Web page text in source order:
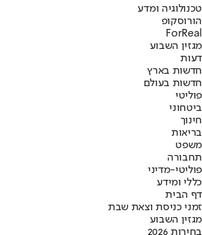
טכנולוגיה ומדע
הורוסקופ
ForReal
מגזין השבוע
דעות
חדשות בארץ
חדשות בעולם
פוליטי
ביטחוני
חינוך
בריאות
משפט
תחבורה
פוליטי-מדיני
כללי ומידע
דף הבית
זמני כניסת וצאת שבת
מגזין השבוע
בחירות 2026